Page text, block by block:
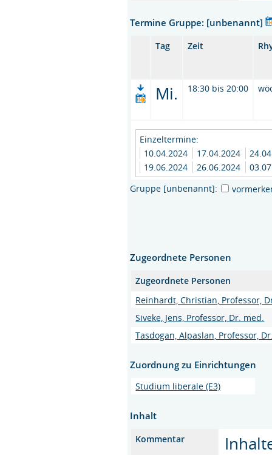
Termine Gruppe: [unbenannt]
Tag Zeit
Mi. 18:30 bis 20:00
Einzeltermine:
10.04.2024
17.04.2024
19.06.2024
26.06.2024
Gruppe [unbenannt]:
Zugeordnete Personen
Zugeordnete Personen
Reinhardt, Christian, Professor,
Siveke, Jens, Professor, Dr. med.
Tasdogan, Alpaslan, Professor,
Zuordnung zu Einrichtungen
Studium liberale (E3)
Inhalt
Kommentar